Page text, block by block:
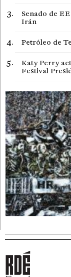
Senado de
Irán
Petróleo de
Katy Perry
Festival